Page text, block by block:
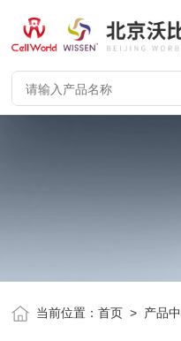
当前位置：首页 > 产品